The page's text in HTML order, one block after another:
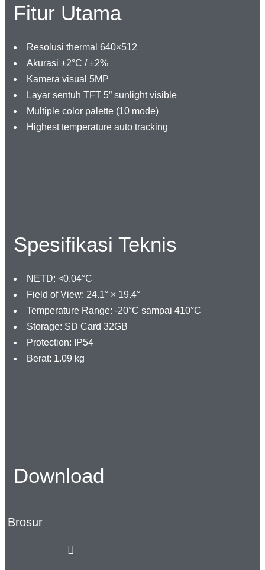
Fitur Utama
Resolusi thermal 640×512
Akurasi ±2°C / ±2%
Kamera visual 5MP
Layar sentuh TFT 5” sunlight visible
Multiple color palette (10 mode)
Highest temperature auto tracking
Spesifikasi Teknis
NETD: <0.04°C
Field of View: 24.1° × 19.4°
Temperature Range: -20°C sampai 410°C
Storage: SD Card 32GB
Protection: IP54
Berat: 1.09 kg
Download
Brosur